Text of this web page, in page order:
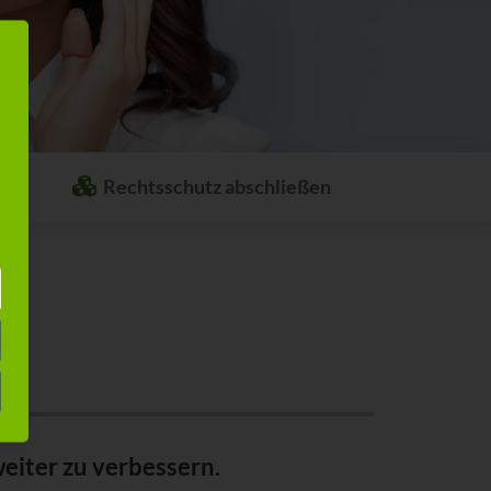
Rechtsschutz abschließen
zu verbessern.